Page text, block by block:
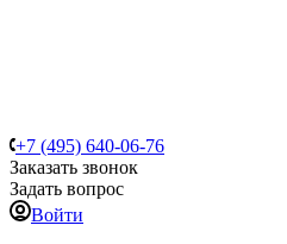
+7 (495) 640-06-76
Заказать звонок
Задать вопрос
Войти